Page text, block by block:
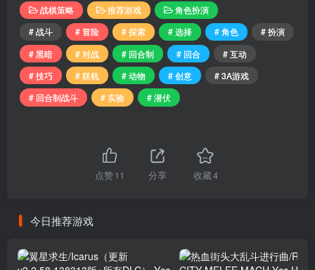
战棋策略 推荐游戏
角色扮演
# 战斗
# 冒险 # 探索 # 选择 # 角色
# 扮演
# 黑暗
# 对战 # 回合制 # 回合
# 互动
# 技巧
# 联机 # 动物 # 创意
# 3A游戏
# 回合制战斗
# 实验 # 潜伏
点赞11 分享 收藏4
今日推荐游戏